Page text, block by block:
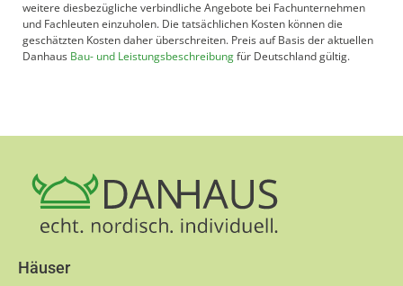
weitere diesbezügliche verbindliche Angebote bei Fachunternehmen
und Fachleuten einzuholen. Die tatsächlichen Kosten können die
geschätzten Kosten daher überschreiten. Preis auf Basis der aktuellen
Danhaus Bau- und Leistungsbeschreibungfür Deutschland gültig.
Häuser